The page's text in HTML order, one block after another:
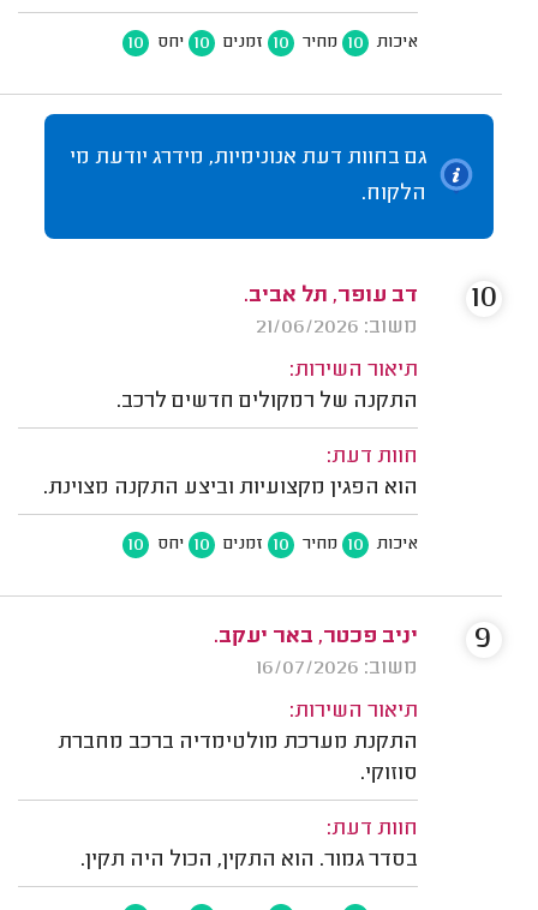
איכות 10 מחיר 10 זמנים 10 יחס 10
גם בחוות דעת אנונימיות, מידרג יודעת מי
הלקוח.
דב עופר, תל אביב.
משוב: 21/06/2026
תיאור השירות:
התקנה של רמקולים חדשים לרכב.
חוות דעת:
הוא הפגין מקצועיות וביצע התקנה מצוינת.
איכות 10 מחיר 10 זמנים 10 יחס 10
10
יניב פכטר, באר יעקב.
משוב: 16/07/2026
תיאור השירות:
התקנת מערכת מולטימדיה ברכב מחברת
סוזוקי.
חוות דעת:
בסדר גמור. הוא התקין, הכול היה תקין.
9